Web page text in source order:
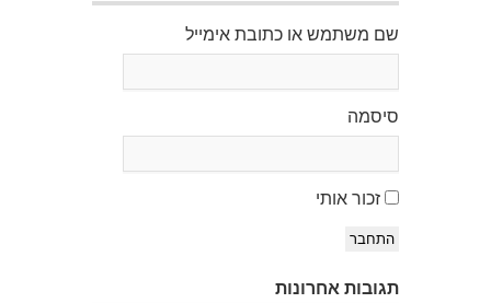
שם משתמש או כתובת אימייל
סיסמה
זכור אותי
התחבר
תגובות אחרונות